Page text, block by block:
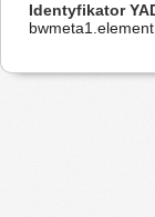
Identyfikator